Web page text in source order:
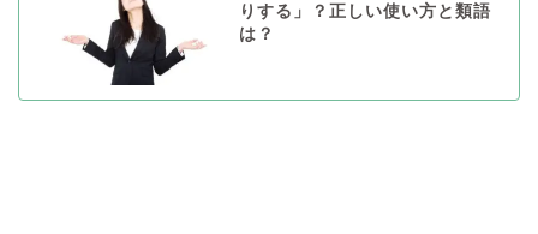
りする」？正しい使い方と類語
は？